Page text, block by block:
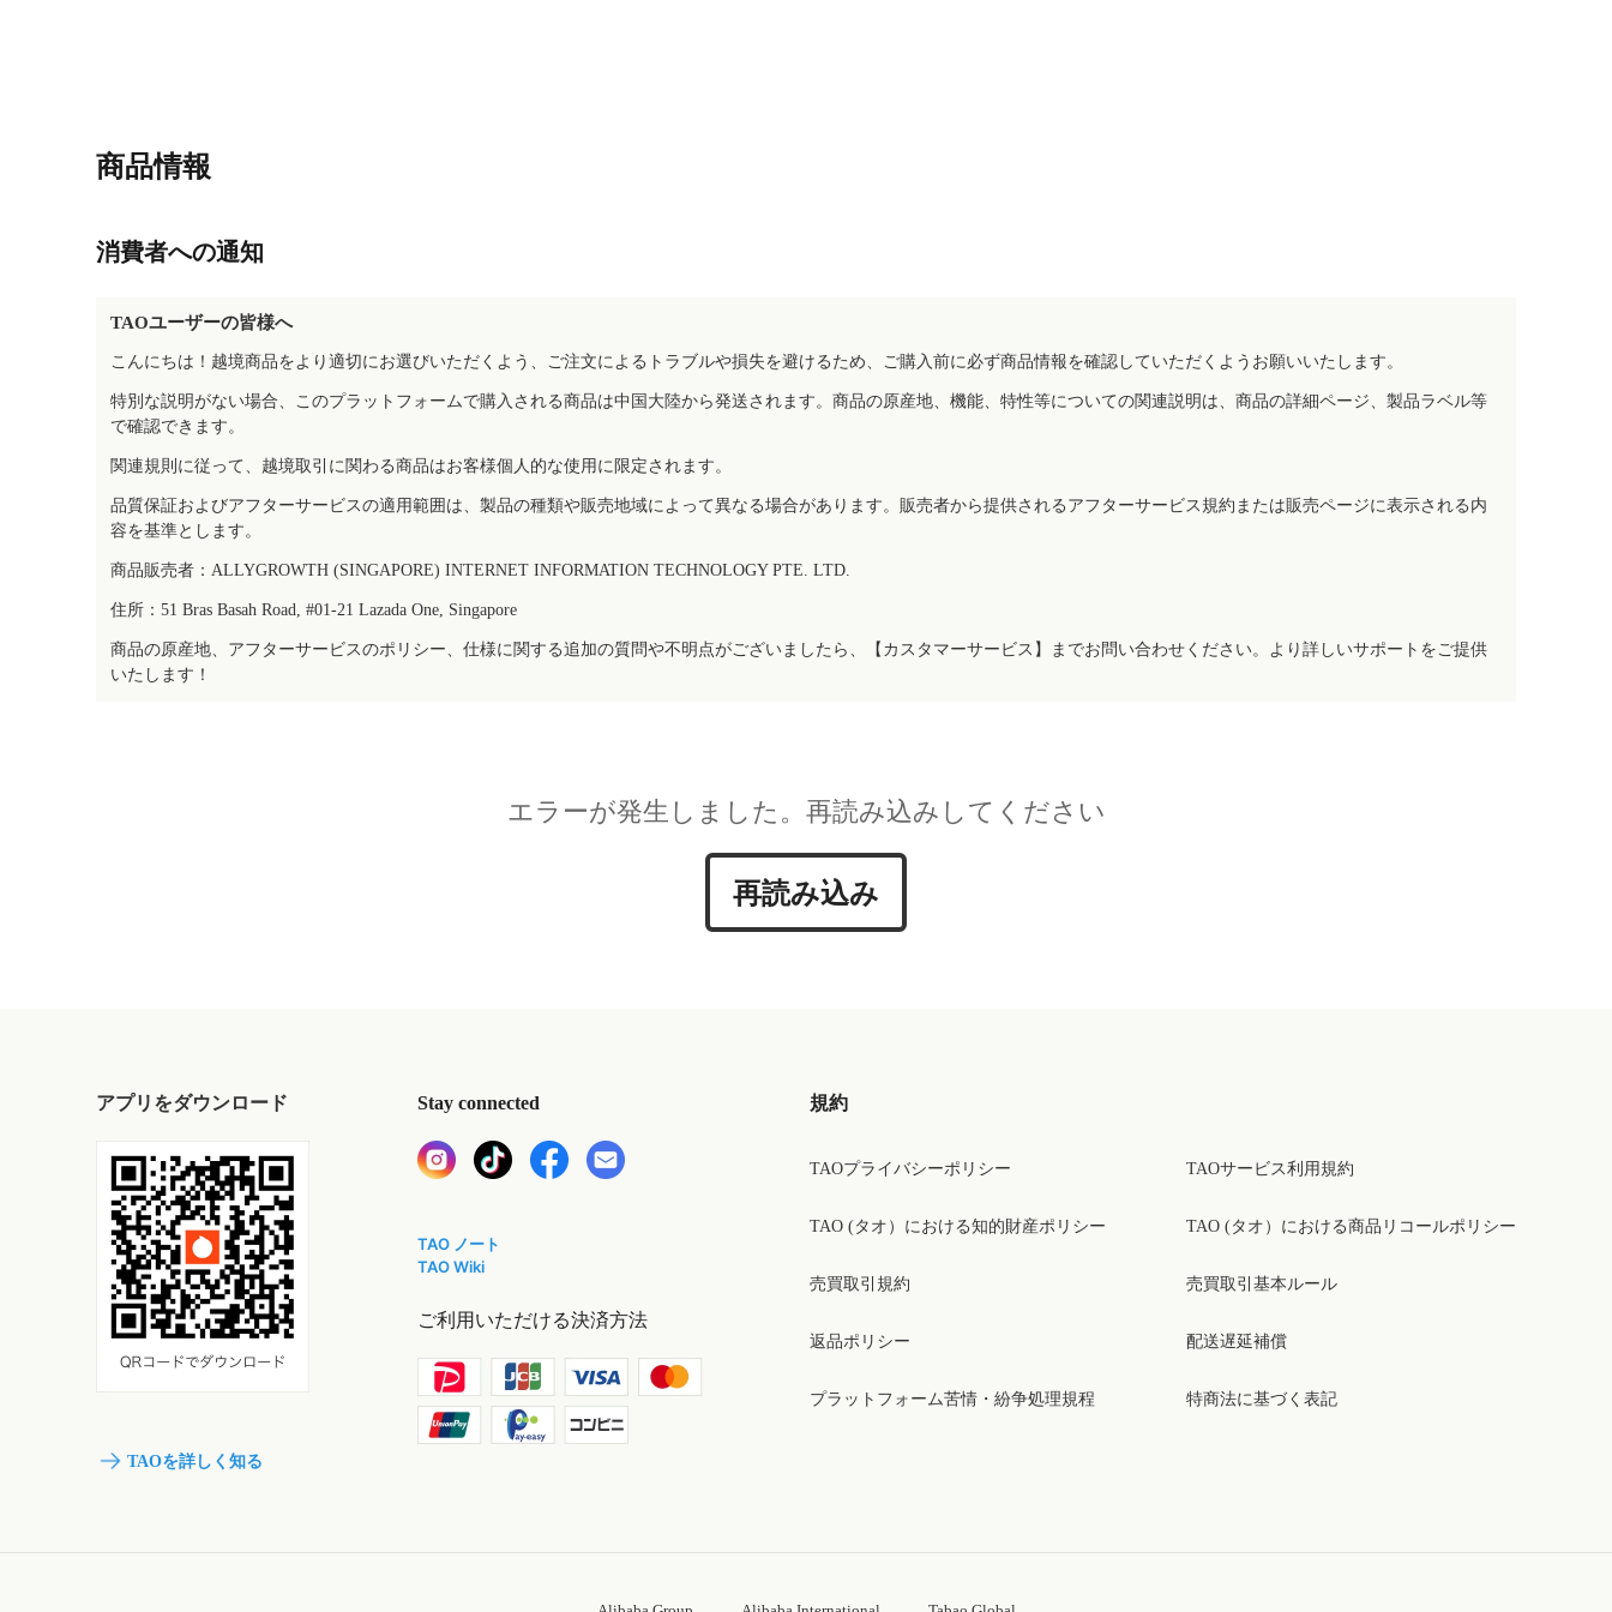
商品情報
消費者への通知
TAOユーザーの皆様へ
こんにちは！越境商品をより適切にお選びいただくよう、ご注文によるトラブルや損失を避けるため、ご購入前に必ず商品情報を確認していただくようお願いいたします。
特別な説明がない場合、このプラットフォームで購入される商品は中国大陸から発送されます。商品の原産地、機能、特性等についての関連説明は、商品の詳細ページ、製品ラベル等
で確認できます。
関連規則に従って、越境取引に関わる商品はお客様個人的な使用に限定されます。
品質保証およびアフターサービスの適用範囲は、製品の種類や販売地域によって異なる場合があります。販売者から提供されるアフターサービス規約または販売ページに表示される内
容を基準とします。
商品販売者：ALLYGROWTH (SINGAPORE) INTERNET INFORMATION TECHNOLOGY PTE. LTD.
住所：51 Bras Basah Road, #01-21 Lazada One, Singapore
商品の原産地、アフターサービスのポリシー、仕様に関する追加の質問や不明点がございましたら、【カスタマーサービス】までお問い合わせください。より詳しいサポートをご提供
いたします！
エラーが発生しました。再読み込みしてください
再読み込み
アプリをダウンロード
TAOを詳しく知る
Stay connected
TAO ノート
TAO Wiki
ご利用いただける決済方法
規約
TAOプライバシーポリシー
TAO (タオ）における知的財産ポリシー
売買取引規約
返品ポリシー
プラットフォーム苦情・紛争処理規程
TAOサービス利用規約
TAO (タオ）における商品リコールポリシー
売買取引基本ルール
配送遅延補償
特商法に基づく表記